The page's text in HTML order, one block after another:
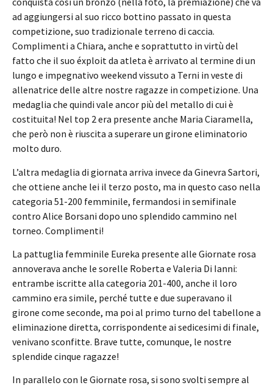
ad aggiungersi al suo ricco bottino passato in questa
competizione, suo tradizionale terreno di caccia.
Complimenti a Chiara, anche e soprattutto in virtù del
fatto che il suo éxploit da atleta è arrivato al termine di un
lungo e impegnativo weekend vissuto a Terni in veste di
allenatrice delle altre nostre ragazze in competizione. Una
medaglia che quindi vale ancor più del metallo di cui è
costituita! Nel top 2 era presente anche Maria Ciaramella,
che però non è riuscita a superare un girone eliminatorio
molto duro.
L’altra medaglia di giornata arriva invece da Ginevra Sartori,
che ottiene anche lei il terzo posto, ma in questo caso nella
categoria 51-200 femminile, fermandosi in semifinale
contro Alice Borsani dopo uno splendido cammino nel
torneo. Complimenti!
La pattuglia femminile Eureka presente alle Giornate rosa
annoverava anche le sorelle Roberta e Valeria Di Ianni:
entrambe iscritte alla categoria 201-400, anche il loro
cammino era simile, perché tutte e due superavano il
girone come seconde, ma poi al primo turno del tabellone a
eliminazione diretta, corrispondente ai sedicesimi di finale,
venivano sconfitte. Brave tutte, comunque, le nostre
splendide cinque ragazze!
In parallelo con le Giornate rosa, si sono svolti sempre al